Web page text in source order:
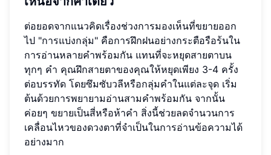
ต่อยอดจากแนวคิดเรื่องช่วงการมองเห็นที่ขยายออก
ไป "การแบ่งกลุ่ม" คือการฝึกฝนอย่างกระตือรือร้นใน
การอ่านหลายคำพร้อมกัน แทนที่จะหยุดสายตาบน
ทุกๆ คำ คุณฝึกสายตาของคุณให้หยุดเพียง 3-4 ครั้ง
ต่อบรรทัด โดยซึมซับวลีหรือกลุ่มคำในแต่ละจุด เริ่ม
ต้นด้วยการพยายามอ่านสามคำพร้อมกัน จากนั้น
ค่อยๆ ขยายเป็นสี่หรือห้าคำ สิ่งนี้ช่วยลดจำนวนการ
เคลื่อนไหวของดวงตาที่จำเป็นในการอ่านข้อความได้
อย่างมาก